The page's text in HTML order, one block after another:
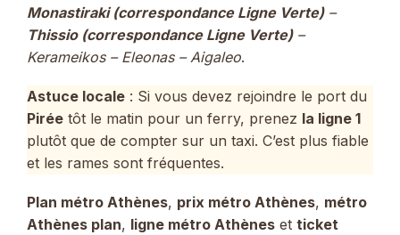
Monastiraki(correspondance Ligne Verte)–
Thissio (correspondance Ligne Verte)–
Kerameikos – Eleonas – Aigaleo.
Astuce locale : Si vous devez rejoindre le port du
Pirée tôt le matin pour un ferry, prenez la ligne 1
plutôt que de compter sur un taxi. C’est plus fiable
et les rames sont fréquentes.
Plan métro Athènes, prix métro Athènes, métro
Athènes plan, ligne métro Athènes et ticket